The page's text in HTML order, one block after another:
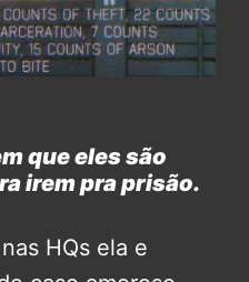
que eles são
irem pra prisão.
HQs ela e